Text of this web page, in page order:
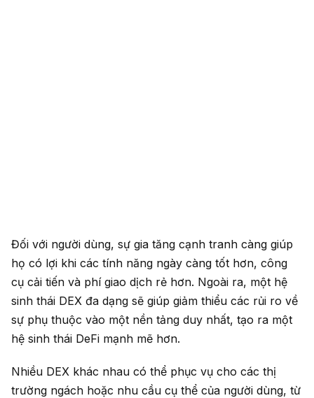
Đối với người dùng, sự gia tăng cạnh tranh càng giúp
họ có lợi khi các tính năng ngày càng tốt hơn, công
cụ cải tiến và phí giao dịch rẻ hơn. Ngoài ra, một hệ
sinh thái DEX đa dạng sẽ giúp giảm thiểu các rủi ro về
sự phụ thuộc vào một nền tảng duy nhất, tạo ra một
hệ sinh thái DeFi mạnh mẽ hơn.
Nhiều DEX khác nhau có thể phục vụ cho các thị
trường ngách hoặc nhu cầu cụ thể của người dùng, từ